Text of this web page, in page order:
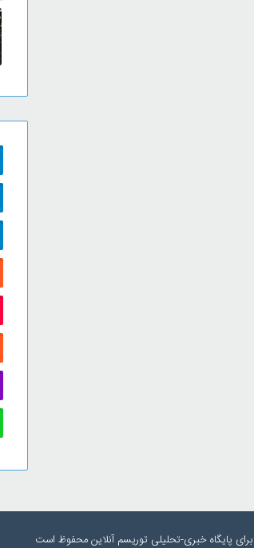
پایگاه خبری-تحلیلی توریسم آنلاین محفوظ است